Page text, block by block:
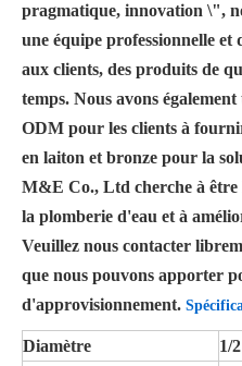
pragmatique, innovation \",
une équipe professionnelle
aux clients, des produits de
temps. Nous avons
ODM pour les clients à
en laiton et bronze pour la
M&E Co., Ltd cherche à
la plomberie d'eau et à
Veuillez nous contacter
que nous pouvons apporter
d'approvisionnement.
Diamètre
1/